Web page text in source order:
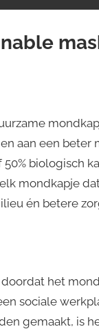
aan een beter
biologisch
mondkapje
én betere
het
sociale
gemaakt, is